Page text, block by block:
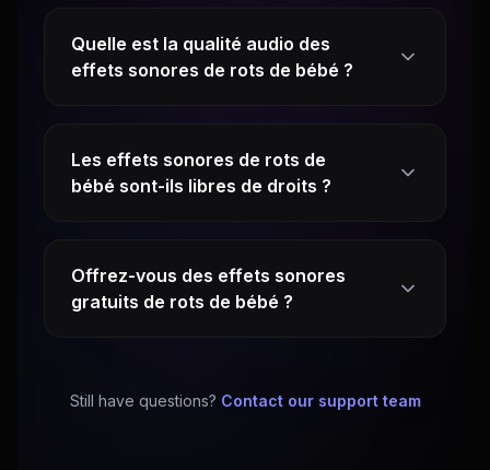
Quelle est la qualité audio des
effets sonores de rots de bébé ?
Les effets sonores de rots de
bébé sont-ils libres de droits ?
Offrez-vous des effets sonores
gratuits de rots de bébé ?
Still have questions? Contact our support team